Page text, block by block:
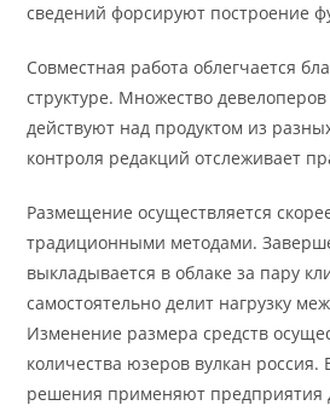
сведений форсируют построение
Совместная работа облегчается
структуре. Множество
действуют над продуктом из
контроля редакций отслеживает
Размещение осуществляется
традиционными методами.
выкладывается в облаке за пару
самостоятельно делит нагрузку
Изменение размера средств
количества юзеров вулкан россия.
решения применяют предприятия